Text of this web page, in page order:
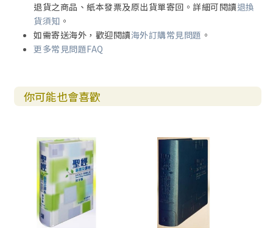
退貨之商品、紙本發票及原出貨單寄回。詳細可閱讀退換
貨須知 。
如需寄送海外，歡迎閱讀海外訂購常見問題 。
更多常見問題FAQ
你可能也會喜歡